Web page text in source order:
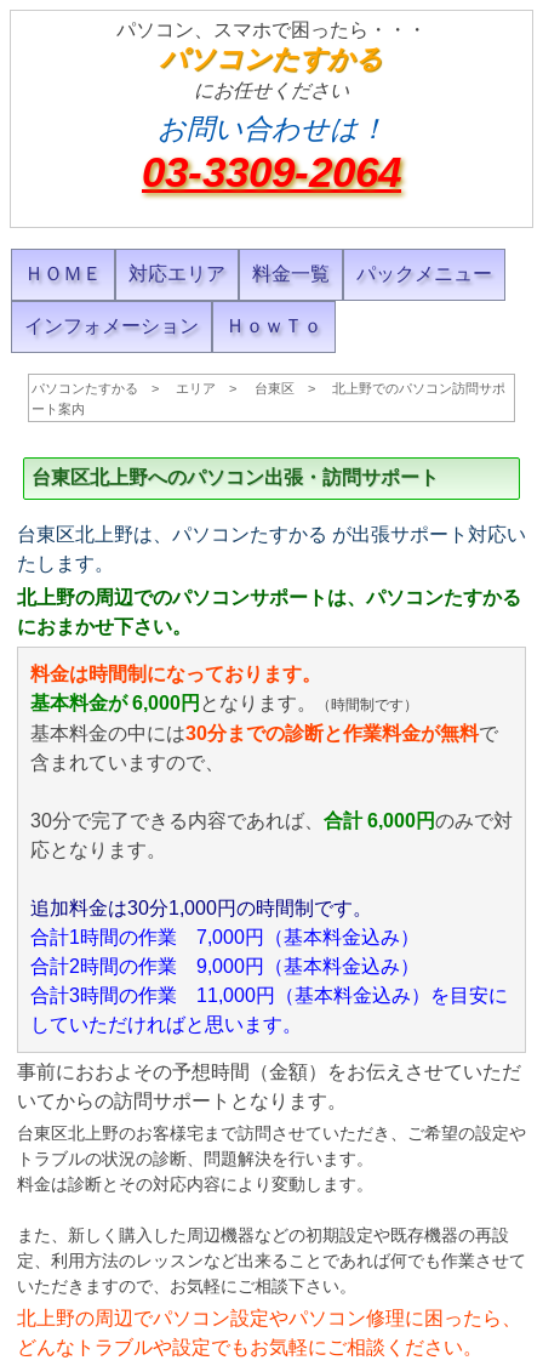
パソコン、スマホで困ったら・・・
パソコンたすかる
にお任せください
お問い合わせは！
03-3309-2064
ＨＯＭＥ 対応エリア 料金一覧 パックメニュー
インフォメーション ＨｏｗＴｏ
パソコンたすかる エリア 台東区
北上野でのパソコン訪問サポ
ート案内
台東区北上野へのパソコン出張・訪問サポート
台東区北上野は、パソコンたすかる が出張サポート対応い
たします。
北上野の周辺でのパソコンサポートは、パソコンたすかる
におまかせ下さい。
料金は時間制になっております。
基本料金が 6,000円 となります。 （時間制です）
基本料金の中には30分までの診断と作業料金が無料で
含まれていますので、
30分で完了できる内容であれば、 合計 6,000円のみで対
応となります。
追加料金は30分1,000円の時間制です。
合計1時間の作業 7,000円（基本料金込み）
合計2時間の作業 9,000円（基本料金込み）
合計3時間の作業 11,000円（基本料金込み）を目安に
していただければと思います。
事前におおよその予想時間（金額）をお伝えさせていただ
いてからの訪問サポートとなります。
台東区北上野のお客様宅まで訪問させていただき、ご希望の設定や
トラブルの状況の診断、問題解決を行います。
料金は診断とその対応内容により変動します。
また、新しく購入した周辺機器などの初期設定や既存機器の再設
定、利用方法のレッスンなど出来ることであれば何でも作業させて
いただきますので、お気軽にご相談下さい。
北上野の周辺でパソコン設定やパソコン修理に困ったら、
どんなトラブルや設定でもお気軽にご相談ください。